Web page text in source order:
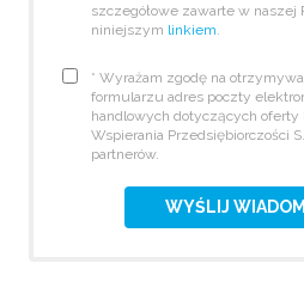
szczegółowe zawarte w naszej
niniejszym linkiem.
* Wyrażam zgodę na
formularzu adres poczty
handlowych dotyczących oferty
Wspierania Przedsiębiorczości
partnerów.
WYŚLIJ